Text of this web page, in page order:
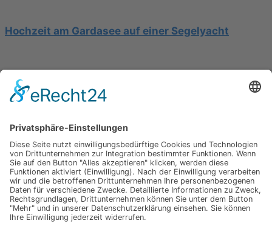
Hochzeit am Gardasee auf einer Segelyacht
Mediterrane Hochzeit unter Mimosen
Impressum
Werbung
About
Einsendung
AGB
Datenschutzerklärung